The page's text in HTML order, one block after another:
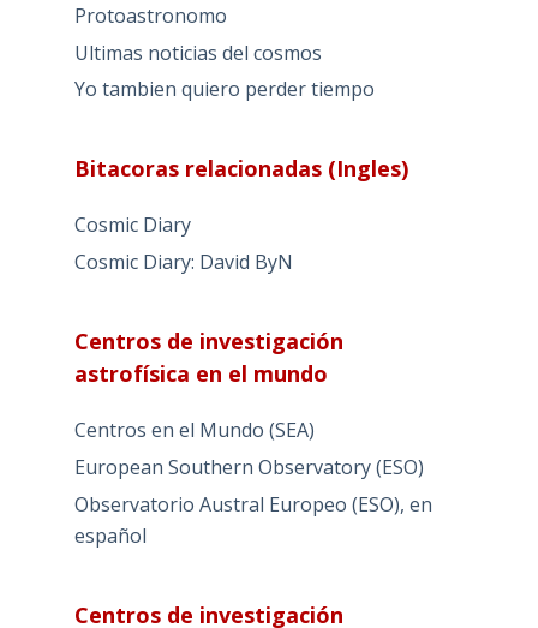
Protoastronomo
Ultimas noticias del cosmos
Yo tambien quiero perder tiempo
Bitacoras relacionadas (Ingles)
Cosmic Diary
Cosmic Diary: David ByN
Centros de investigación
astrofísica en el mundo
Centros en el Mundo (SEA)
European Southern Observatory (ESO)
Observatorio Austral Europeo (ESO), en
español
Centros de investigación